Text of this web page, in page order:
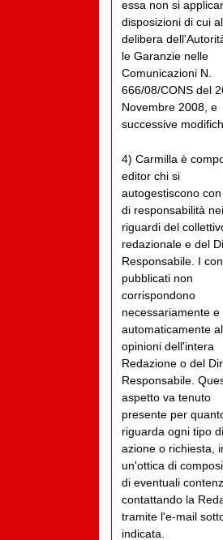
essa non si
disposizioni di cui
delibera
le Garanzie nelle
Comunicazioni N.
666/08/CONS del
Novembre 2008, e
successive
4) Carmilla è
editor chi si
autogestiscono
di responsabilità nei
riguardi del
redazionale e del
Responsabile. I
pubblicati non
corrispondono
necessariamente e
automaticamente
opinioni dell'intera
Redazione o del
Responsabile.
aspetto va tenuto
presente per
riguarda ogni tipo di
azione o richiesta,
un'ottica di
di eventuali
contattando la
tramite l'e-mail
indicata.